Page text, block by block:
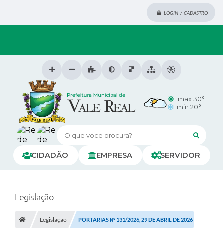
LOGIN / CADASTRO
O que voce procura?
CIDADÃO EMPRESA SERVIDOR
max 30°
min 20°
Legislação
Legislação PORTARIAS Nº 131/2026, 29 DE ABRIL DE 2026